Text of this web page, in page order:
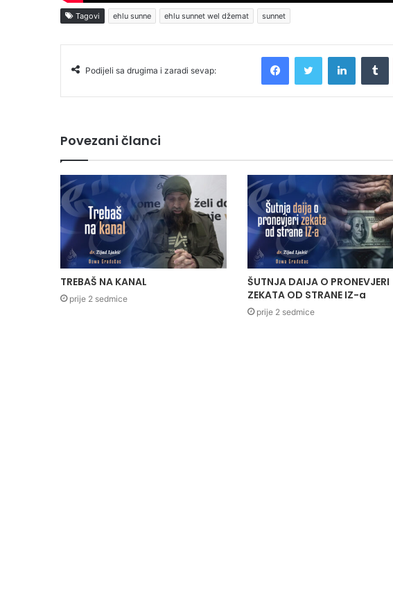
Tagovi ehlu sunne ehlu sunnet wel džemat sunnet
Podijeli sa drugima i zaradi sevap:
Povezani članci
TREBAŠ NA KANAL
prije 2 sedmice
ŠUTNJA DAIJA O PRONEVJERI
ZEKATA OD STRANE IZ-a
prije 2 sedmice